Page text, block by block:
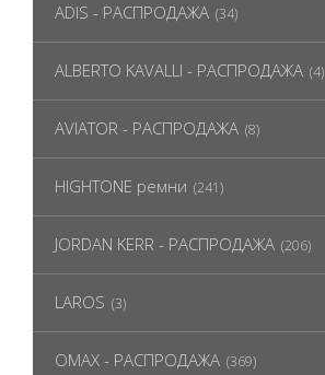
ADIS - РАСПРОДАЖА (34)
ALBERTO KAVALLI - РАСПРОДАЖА (4)
AVIATOR - РАСПРОДАЖА (8)
HIGHTONE ремни (241)
JORDAN KERR - РАСПРОДАЖА (206)
LAROS (3)
OMAX - РАСПРОДАЖА (369)